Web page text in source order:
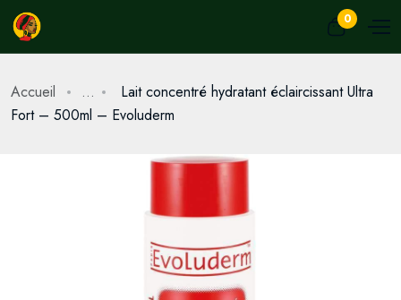
0
Accueil ...
Lait concentré hydratant éclaircissant Ultra
Fort – 500ml – Evoluderm